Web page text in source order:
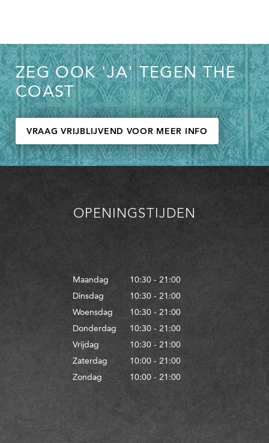
ZEG OOK 'JA' TEGEN THE
COAST
VRAAG VRIJBLIJVEND VOOR MEER INFO
OPENINGSTIJDEN
Maandag
10:30 - 21:00
Dinsdag
10:30 - 21:00
Woensdag
10:30 - 21:00
Donderdag
10:30 - 21:00
Vrijdag
10:30 - 21:00
Zaterdag
10:00 - 21:00
Zondag
10:00 - 21:00